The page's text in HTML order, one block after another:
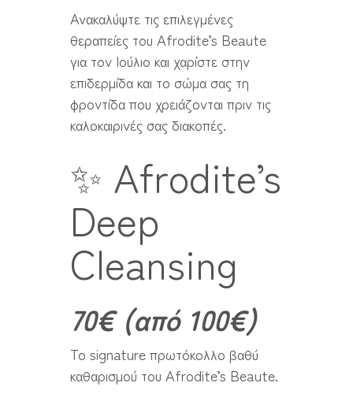
Ανακαλύψτε τις επιλεγμένες
θεραπείες του Afrodite’s Beaute
για τον Ιούλιο και χαρίστε στην
επιδερμίδα και το σώμα σας τη
φροντίδα που χρειάζονται πριν τις
καλοκαιρινές σας διακοπές.
✨ Afrodite’s
Deep
Cleansing
70€ (από 100€)
Το signature πρωτόκολλο βαθύ
καθαρισμού του Afrodite’s Beaute.